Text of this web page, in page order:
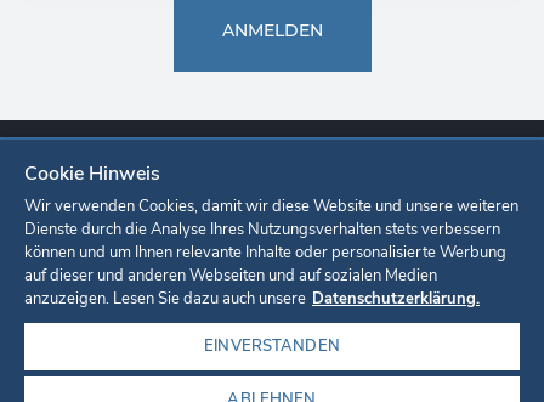
ANMELDEN
Europa-Park Ticketshop Onlineshop Karriere Unternehmen
Datenschutzerklärung Cookie-Einstellungen Impressum
Cookie Hinweis
Wir verwenden Cookies, damit wir diese Website und unsere weiteren
Dienste durch die Analyse Ihres Nutzungsverhalten stets verbessern
können und um Ihnen relevante Inhalte oder personalisierte Werbung
auf dieser und anderen Webseiten und auf sozialen Medien
anzuzeigen. Lesen Sie dazu auch unsere Datenschutzerklärung.
EINVERSTANDEN